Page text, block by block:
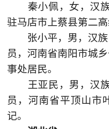
秦小佩，女，汉族
驻马店市上蔡县第二高
张小平，男，汉族
员，河南省南阳市城
事处居民。
王亚民，男，汉族
员，河南省平顶山市
记。